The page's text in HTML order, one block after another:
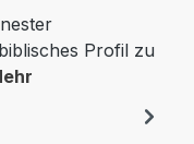
Profil zu